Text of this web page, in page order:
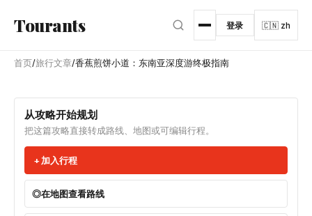
Tourants 登录 🇨🇳 zh
首页/旅行文章/香蕉煎饼小道：东南亚深度游终极指南
从攻略开始规划
把这篇攻略直接转成路线、地图或可编辑行程。
加入行程
在地图查看路线